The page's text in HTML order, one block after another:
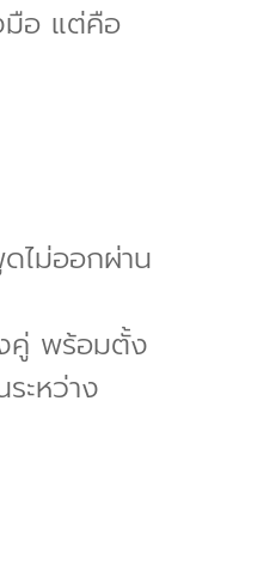
มือ แต่คือ
ไม่ออกผ่าน
คู่ พร้อมตั้ง
ะหว่าง